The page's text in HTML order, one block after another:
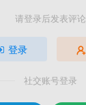
请登录后发表评论
登录
社交账号登录